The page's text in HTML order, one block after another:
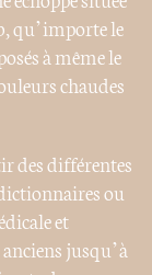
qu’importe le
à même le
chaudes
des différentes
ou
et
jusqu’à